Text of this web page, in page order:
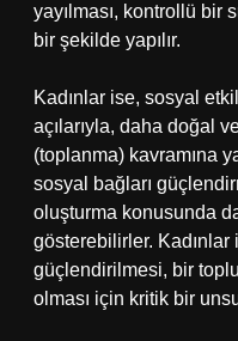
yayılması, kontrollü bir
bir şekilde yapılır.
Kadınlar ise, sosyal
açılarıyla, daha doğal
(toplanma) kavramına
sosyal bağları
oluşturma konusunda
gösterebilirler. Kadınlar
güçlendirilmesi, bir
olması için kritik bir